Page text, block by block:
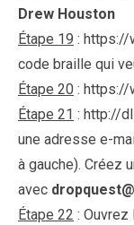
Drew Houston
Étape 19 : https://
code braille qui
Étape 20 : https://
Étape 21 : http://
une adresse e-
à gauche). Créez
avec
Étape 22 :